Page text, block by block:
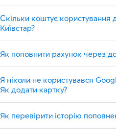
Скільки коштує користування
Київстар?
Як поповнити рахунок через
Я ніколи не користувався
Як додати картку?
Як перевірити історію